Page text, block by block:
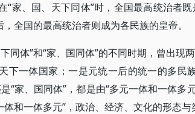
“家、国、天下同体”时，全国最高统治者
，全国的最高统治者则成为各民族的皇帝。
同体”和“家、国同体”的不同时期，曾出现
下一体国家；一是元统一后的统一的多民
“家、国同体”，都是由“多元一体和一体多
体和一体多元”，政治、经济、文化的形态